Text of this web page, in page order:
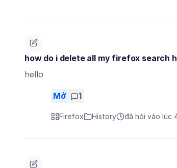
how do i delete all my firefox search
hello
Mở 1
Firefox History đã hỏi vào lúc